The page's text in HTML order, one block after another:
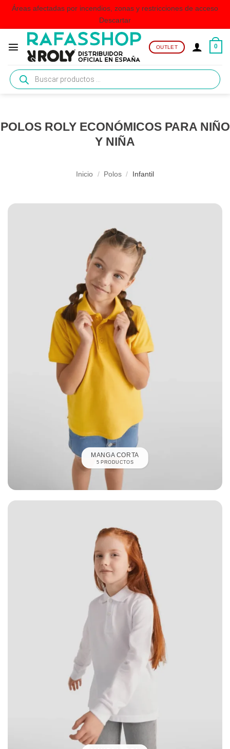
Áreas afectadas por incendios, zonas y restricciones de acceso
Descartar
contenido
OUTLET 0
Búsqueda
de
productos
POLOS ROLY ECONÓMICOS PARA NIÑO
Y NIÑA
Inicio / Polos / Infantil
MANGA CORTA
5 PRODUCTOS